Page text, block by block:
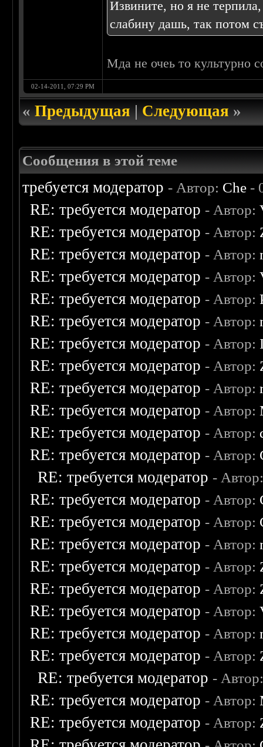
Извините, но я не
слабину дашь, так потом
Мда не очеь то культурно
02-14-2011, 07:29 PM
«Предыдущая|Следующая»
Сообщения в этой теме
требуется модератор - Автор: Che -
RE: требуется модератор - Автор:
RE: требуется модератор - Автор:
RE: требуется модератор - Автор:
RE: требуется модератор - Автор:
RE: требуется модератор - Автор:
RE: требуется модератор - Автор:
RE: требуется модератор - Автор:
RE: требуется модератор - Автор:
RE: требуется модератор - Автор:
RE: требуется модератор - Автор:
RE: требуется модератор - Автор:
RE: требуется модератор - Автор:
RE: требуется модератор -
RE: требуется модератор - Автор:
RE: требуется модератор - Автор:
RE: требуется модератор - Автор:
RE: требуется модератор - Автор:
RE: требуется модератор - Автор:
RE: требуется модератор - Автор:
RE: требуется модератор - Автор:
RE: требуется модератор - Автор:
RE: требуется модератор -
RE: требуется модератор - Автор:
RE: требуется модератор - Автор: